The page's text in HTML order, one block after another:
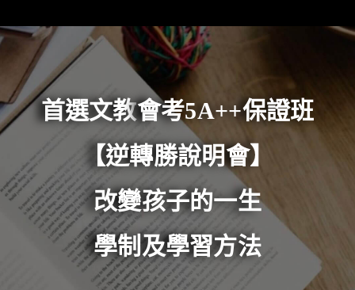
首選文教會考5A++保證班
【逆轉勝說明會】
改變孩子的一生
學制及學習方法